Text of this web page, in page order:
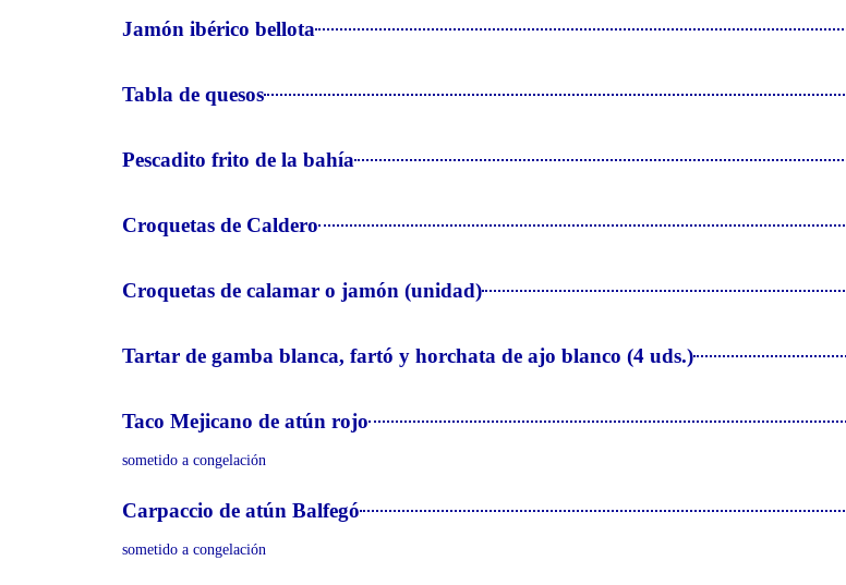
Jamón ibérico bellota
Tabla de quesos
Pescadito frito de la bahía
Croquetas de Caldero
Croquetas de calamar o jamón (unidad)
Tartar de gamba blanca, fartó y horchata de ajo blanco (4 uds.)
Taco Mejicano de atún rojo
sometido a congelación
Carpaccio de atún Balfegó
sometido a congelación